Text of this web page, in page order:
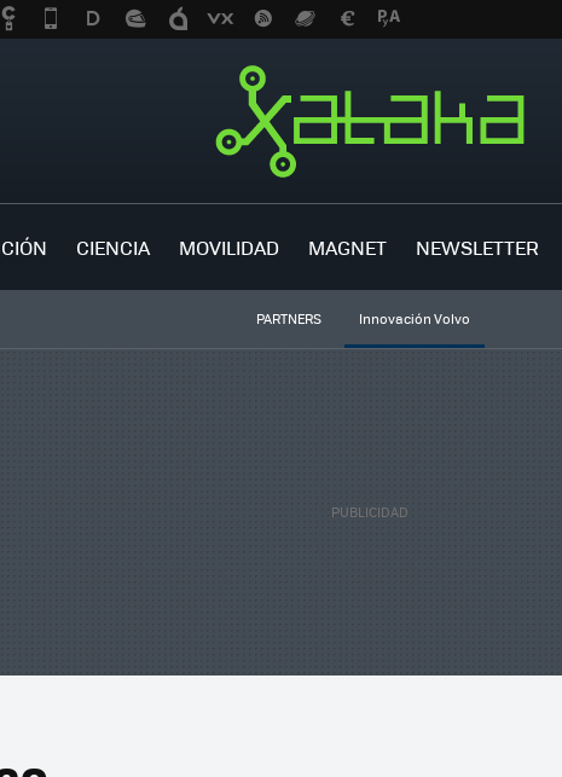
CIENCIA MOVILIDAD MAGNET NEWSLETTER
PARTNERS Innovación Volvo